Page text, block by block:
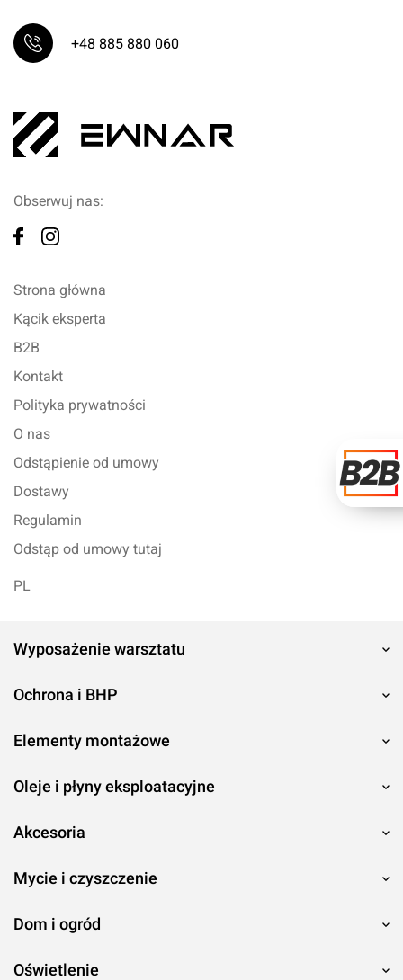
+48 885 880 060
Obserwuj nas:
Strona główna
Kącik eksperta
B2B
Kontakt
Polityka prywatności
O nas
Odstąpienie od umowy
Dostawy
Regulamin
Odstąp od umowy tutaj
PL
Wyposażenie warsztatu
Ochrona i BHP
Elementy montażowe
Oleje i płyny eksploatacyjne
Akcesoria
Mycie i czyszczenie
Dom i ogród
Oświetlenie